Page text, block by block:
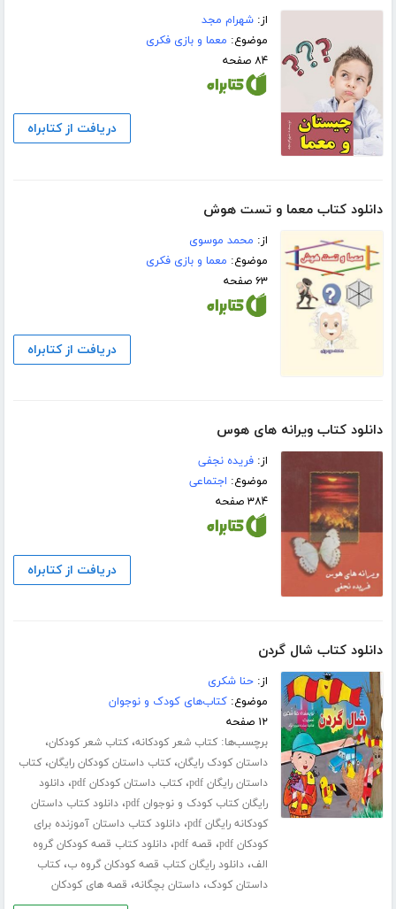
از:شهرام مجد
موضوع: معما و بازی فکری
۸۴ صفحه
دریافت از کتابراه
دانلود کتاب معما و تست هوش
از: محمد موسوی
موضوع: معما و بازی فکری
۶۳ صفحه
دریافت از کتابراه
دانلود کتاب ویرانه های هوس
از:فریده نجفی
موضوع: اجتماعی
۳۸۴ صفحه
دریافت از کتابراه
دانلود کتاب شال گردن
از:حنا شکری
موضوع:کتاب‌های کودک و نوجوان
۱۲ صفحه
برچسب‌ها:کتاب شعر کودکانه،کتاب شعر کودکان،
داستان کودک رایگان،کتاب داستان کودکان رایگان،کتاب
داستان رایگان pdf
،کتاب داستان کودکان pdf ،دانلود
رایگان کتاب کودک و نوجوان pdf
،دانلود کتاب داستان
کودکانه رایگان pdf
،دانلود کتاب داستان آموزنده برای
کودکان pdf
، قصه pdf ،دانلود کتاب قصه کودکان گروه
الف،دانلود رایگان کتاب قصه کودکان گروه ب،کتاب
داستان کودک،داستان بچگانه، قصه های کودکان